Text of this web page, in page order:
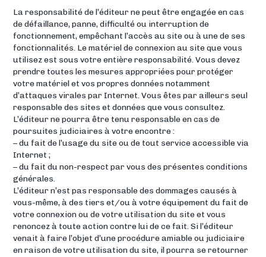
La responsabilité de l’éditeur ne peut être engagée en cas
de défaillance, panne, difficulté ou interruption de
fonctionnement, empêchant l’accès au site ou à une de ses
fonctionnalités. Le matériel de connexion au site que vous
utilisez est sous votre entière responsabilité. Vous devez
prendre toutes les mesures appropriées pour protéger
votre matériel et vos propres données notamment
d’attaques virales par Internet. Vous êtes par ailleurs seul
responsable des sites et données que vous consultez.
L’éditeur ne pourra être tenu responsable en cas de
poursuites judiciaires à votre encontre :
– du fait de l’usage du site ou de tout service accessible via
Internet ;
– du fait du non-respect par vous des présentes conditions
générales.
L’éditeur n’est pas responsable des dommages causés à
vous-même, à des tiers et/ou à votre équipement du fait de
votre connexion ou de votre utilisation du site et vous
renoncez à toute action contre lui de ce fait. Si l’éditeur
venait à faire l’objet d’une procédure amiable ou judiciaire
en raison de votre utilisation du site, il pourra se retourner